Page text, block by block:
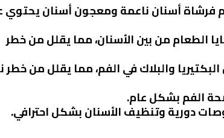
فرشاة أسنان ناعمة ومعجون أسنان يحتوي
الطعام من بين الأسنان، مما يقلل من خطر
والبلاك في الفم، مما يقلل من خطر
الفم بشكل عام.